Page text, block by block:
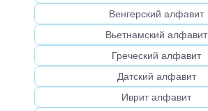
Венгерский алфавит
Вьетнамский алфавит
Греческий алфавит
Датский алфавит
Иврит алфавит